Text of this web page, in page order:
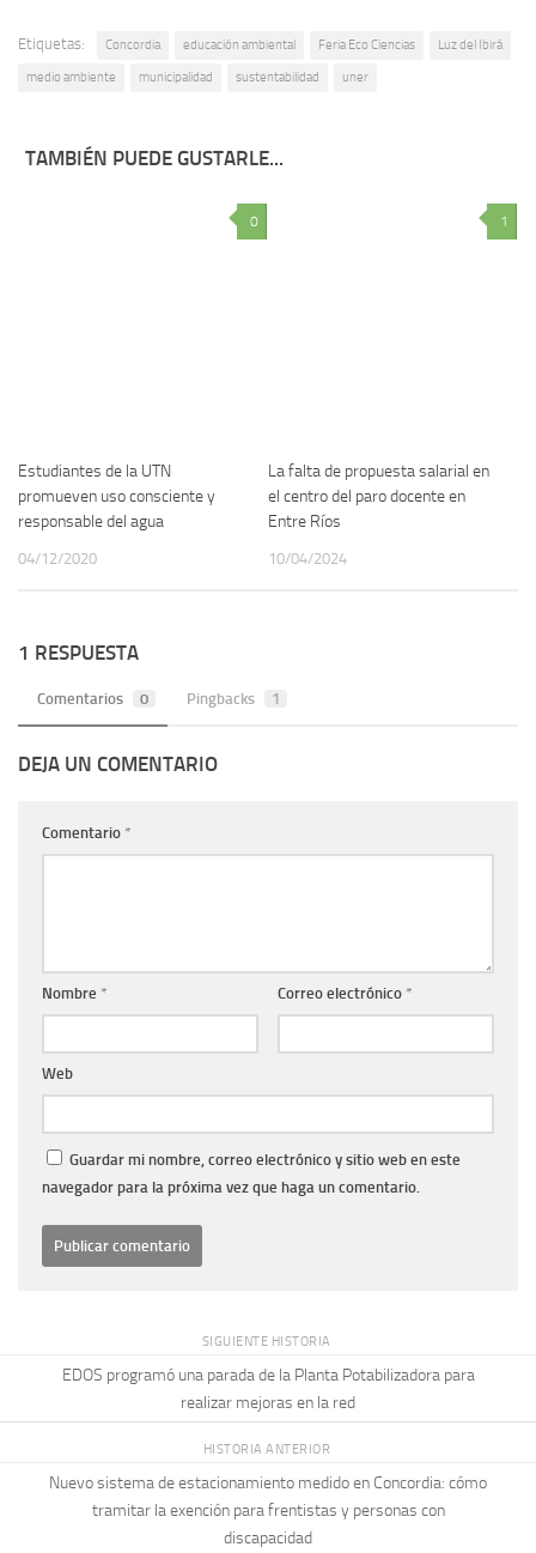
Etiquetas: Concordia educación ambiental Feria Eco Ciencias Luz del Ibirá
medio ambiente municipalidad sustentabilidad uner
TAMBIÉN PUEDE GUSTARLE...
0
Estudiantes de la UTN
promueven uso consciente y
responsable del agua
04/12/2020
1
La falta de propuesta salarial en
el centro del paro docente en
Entre Ríos
10/04/2024
1 RESPUESTA
Comentarios 0 Pingbacks 1
DEJA UN COMENTARIO
Comentario *
Nombre * Correo electrónico *
Web
Guardar mi nombre, correo electrónico y sitio web en este
navegador para la próxima vez que haga un comentario.
SIGUIENTE HISTORIA
EDOS programó una parada de la Planta Potabilizadora para
realizar mejoras en la red
HISTORIA ANTERIOR
Nuevo sistema de estacionamiento medido en Concordia: cómo
tramitar la exención para frentistas y personas con
discapacidad